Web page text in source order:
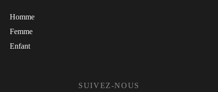
Homme
Femme
Enfant
SUIVEZ-NOUS